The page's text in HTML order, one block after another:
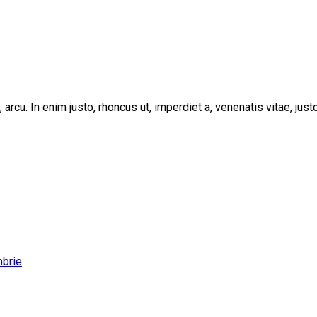
In enim justo, rhoncus ut, imperdiet a, venenatis vitae,